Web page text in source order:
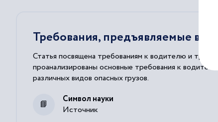
Требования, предъявляемые
Статья посвящена требованиям к водителю и
проанализированы основные требования к
различных видов опасных грузов.
Источник
Символ науки